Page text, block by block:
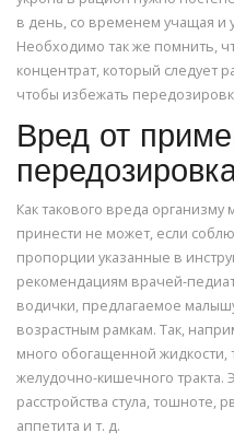
в день, со временем учащая и
Необходимо так же помнить,
концентрат, который следует
чтобы избежать
Вред от
Как такового вреда
принести не может, если
пропорции указанные в
рекомендациям врачей-
водички, предлагаемое
возрастным рамкам. Так,
много обогащенной
желудочно-кишечного тракта.
расстройства стула, тошноте,
аппетита и т. д.